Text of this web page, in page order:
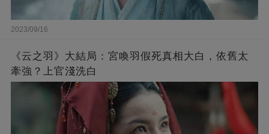
2023/09/16
《云之羽》大結局：宮喚羽假死真相大白，依舊太
牽強？上官淺洗白